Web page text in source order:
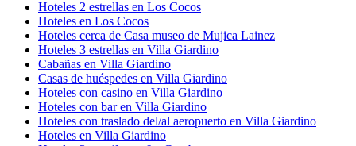
Hoteles 2 estrellas en Los Cocos
Hoteles en Los Cocos
Hoteles cerca de Casa museo de Mujica Lainez
Hoteles 3 estrellas en Villa Giardino
Cabañas en Villa Giardino
Casas de huéspedes en Villa Giardino
Hoteles con casino en Villa Giardino
Hoteles con bar en Villa Giardino
Hoteles con traslado del/al aeropuerto en Villa Giardino
Hoteles en Villa Giardino